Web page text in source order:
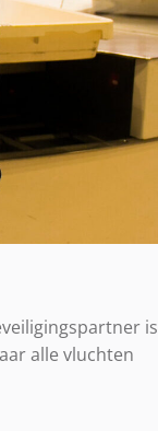
is
alle vluchten